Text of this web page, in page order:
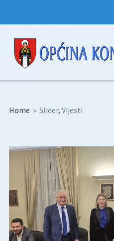
Home » Slider, Vijesti